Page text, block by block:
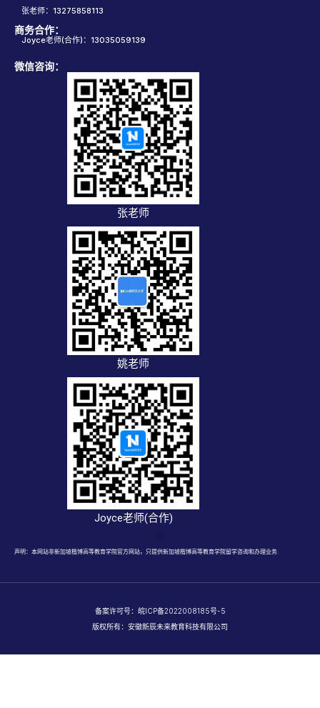
张老师：13275858113
商务合作：
Joyce老师(合作)：13035059139
微信咨询：
张老师
姚老师
Joyce老师(合作)
声明：本网站非新加坡楷博高等教育学院官方网站，只提供新加坡楷博高等教育学院留学咨询和办理业务.
备案许可号： 皖ICP备2022008185号-5
版权所有：安徽新辰未来教育科技有限公司